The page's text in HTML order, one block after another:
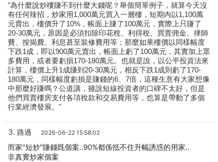
"為什麼說炒樓賺不到什麼大錢呢？舉個簡單例子，就算今天沒
有任何辣招，炒家用1,000萬元買入一層樓，短期內以1,100萬
元賣出，樓價升了10%，帳面上賺了100萬元，實際上只賺了
20-30萬元，原因是必須扣除印花稅、利得稅、買賣佣金、律師
費、按揭費、利息甚至裝修費用等；那麼如果樓價以同樣幅度
下跌1成，即以900萬元賣出，帳面上虧了100萬元，其實加上眾
多費用，或者要虧損170-180萬元。也就是說，以公平投資法來
計算，樓價上升1成賺到20-30萬元，相反下跌1成則虧了170-
180萬元，同樣幅度虧損是賺錢的6、7倍，這種生意有大家想像
中那麼好賺嗎？公道講，雖說短線投資者的口碑不太好，但是
他們買賣樓房支付各項稅款和交易費用等，也算是帶動了多個
行業經濟發展。"
3. 路過 2026-06-22 15:58:02
而家"短炒"賺錢既個案..90%都係抵不住升幅誘惑的用家..
非真實炒家個案